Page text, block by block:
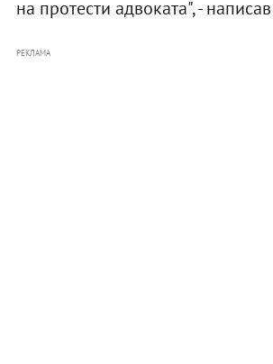
на протести адвоката", -
РЕКЛАМА